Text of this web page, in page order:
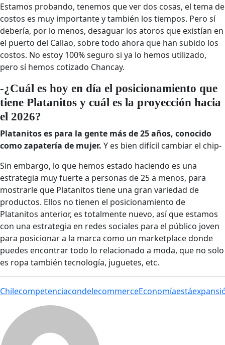
Estamos probando, tenemos que ver dos cosas, el tema de
costos es muy importante y también los tiempos. Pero sí
debería, por lo menos, desaguar los atoros que existían en
el puerto del Callao, sobre todo ahora que han subido los
costos. No estoy 100% seguro si ya lo hemos utilizado,
pero sí hemos cotizado Chancay.
-¿Cuál es hoy en día el posicionamiento que
tiene Platanitos y cuál es la proyección hacia
el 2026?
Platanitos es para la gente más de 25 años, conocido
como zapatería de mujer. Y es bien difícil cambiar el chip-
Sin embargo, lo que hemos estado haciendo es una
estrategia muy fuerte a personas de 25 a menos, para
mostrarle que Platanitos tiene una gran variedad de
productos. Ellos no tienen el posicionamiento de
Platanitos anterior, es totalmente nuevo, así que estamos
con una estrategia en redes sociales para el público joven
para posicionar a la marca como un marketplace donde
puedes encontrar todo lo relacionado a moda, que no solo
es ropa también tecnología, juguetes, etc.
ChilecompetenciacondelecommerceEconomíaestá